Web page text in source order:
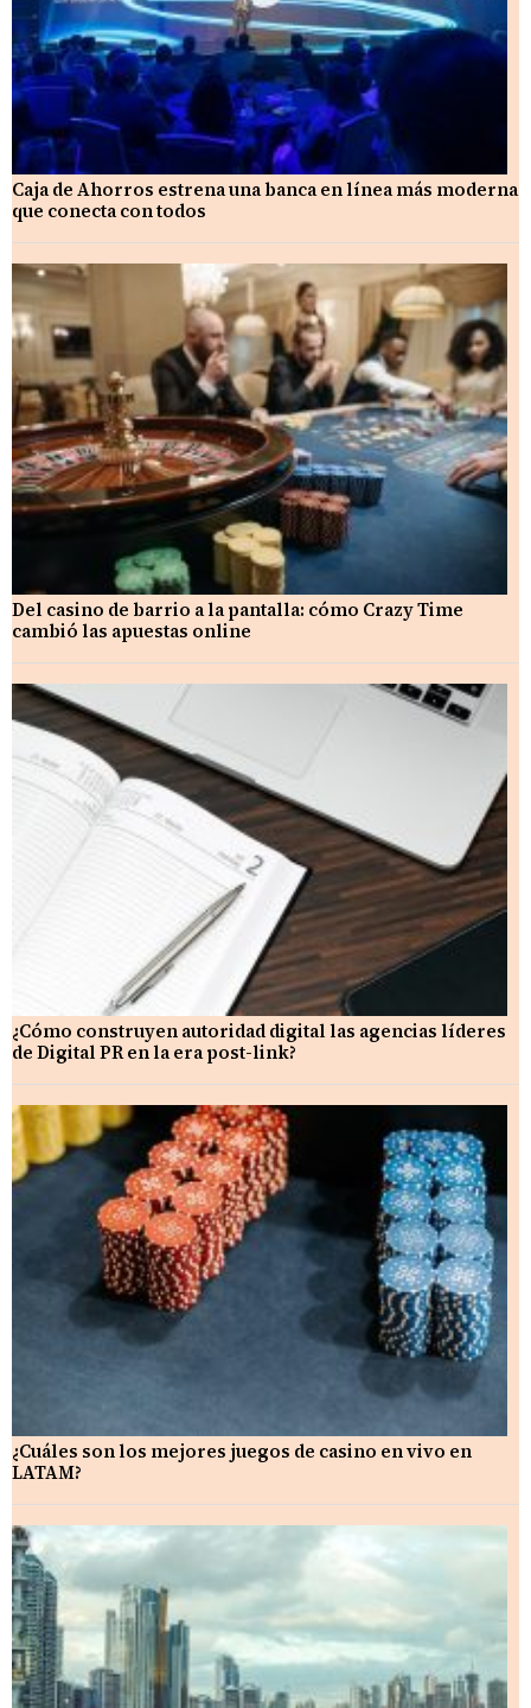
Caja de Ahorros estrena una banca en línea más moderna
que conecta con todos
Del casino de barrio a la pantalla: cómo Crazy Time
cambió las apuestas online
¿Cómo construyen autoridad digital las agencias líderes
de Digital PR en la era post-link?
¿Cuáles son los mejores juegos de casino en vivo en
LATAM?